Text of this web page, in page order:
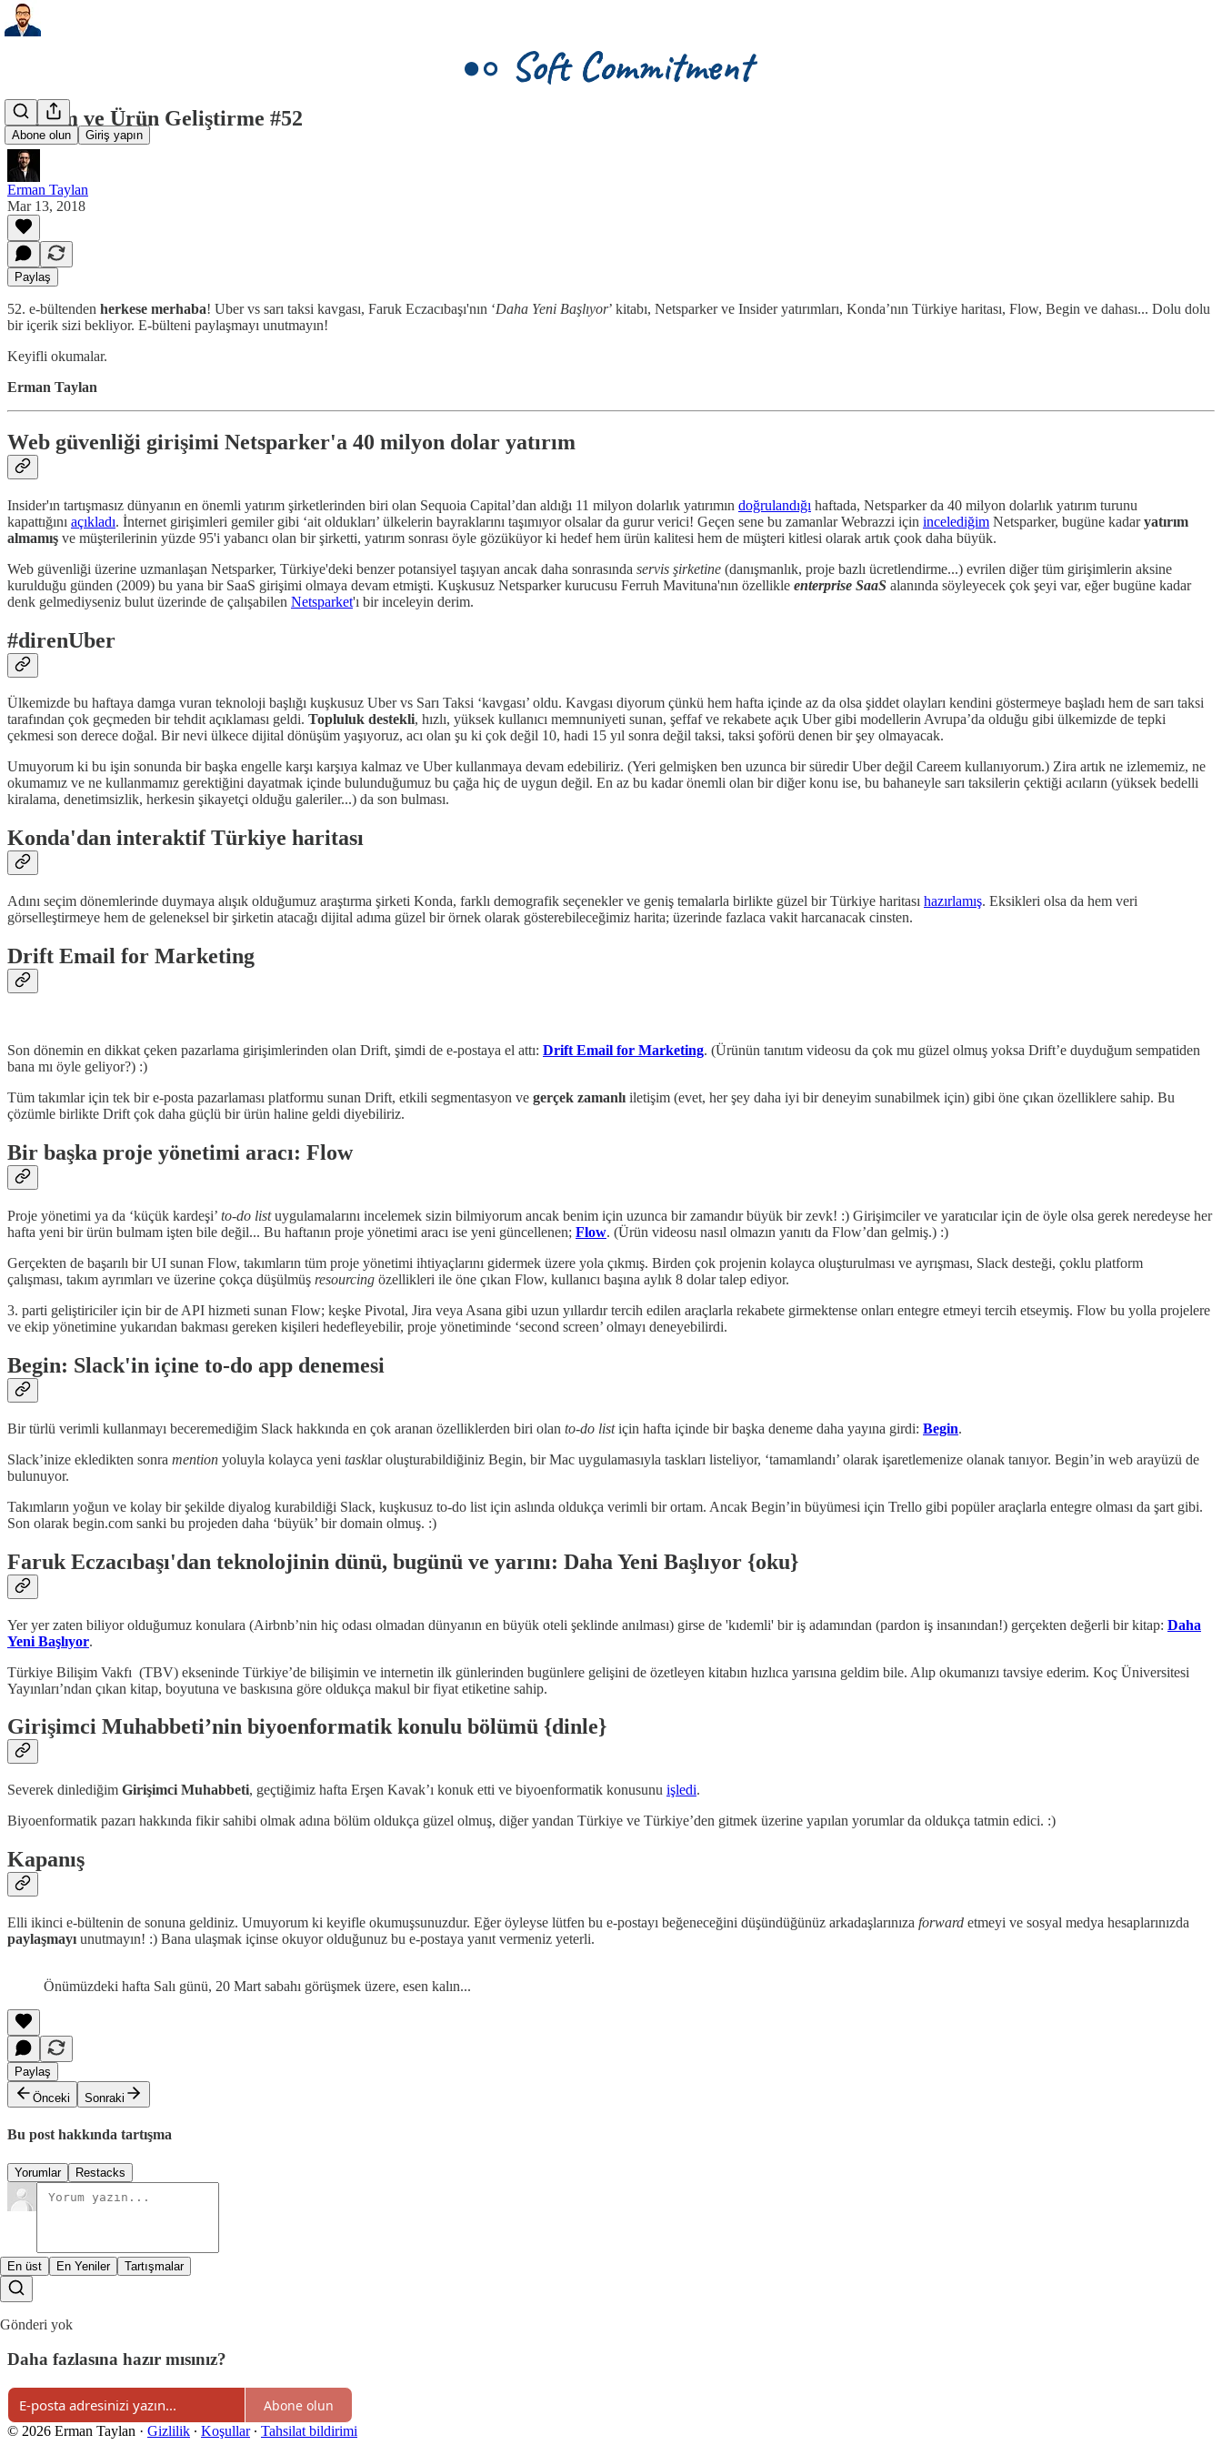
Abone olun Giriş yapın
Yazılım ve Ürün Geliştirme #52
Erman Taylan
Mar 13, 2018
Paylaş
52. e-bültenden herkese merhaba! Uber vs sarı taksi kavgası, Faruk Eczacıbaşı'nın ‘Daha Yeni Başlıyor’ kitabı, Netsparker ve Insider yatırımları, Konda’nın Türkiye haritası, Flow, Begin ve dahası... Dolu dolu
bir içerik sizi bekliyor. E-bülteni paylaşmayı unutmayın!
Keyifli okumalar.
Erman Taylan
Web güvenliği girişimi Netsparker'a 40 milyon dolar yatırım
Insider'ın tartışmasız dünyanın en önemli yatırım şirketlerinden biri olan Sequoia Capital’dan aldığı 11 milyon dolarlık yatırımın doğrulandığı haftada, Netsparker da 40 milyon dolarlık yatırım turunu
kapattığını açıkladı. İnternet girişimleri gemiler gibi ‘ait oldukları’ ülkelerin bayraklarını taşımıyor olsalar da gurur verici! Geçen sene bu zamanlar Webrazzi için incelediğim Netsparker, bugüne kadaryatırım
almamış ve müşterilerinin yüzde 95'i yabancı olan bir şirketti, yatırım sonrası öyle gözüküyor ki hedef hem ürün kalitesi hem de müşteri kitlesi olarak artık çook daha büyük.
Web güvenliği üzerine uzmanlaşan Netsparker, Türkiye'deki benzer potansiyel taşıyan ancak daha sonrasında servis şirketine (danışmanlık, proje bazlı ücretlendirme...) evrilen diğer tüm girişimlerin aksine
kurulduğu günden (2009) bu yana bir SaaS girişimi olmaya devam etmişti. Kuşkusuz Netsparker kurucusu Ferruh Mavituna'nın özellikle enterprise SaaS alanında söyleyecek çok şeyi var, eğer bugüne kadar
denk gelmediyseniz bulut üzerinde de çalışabilen Netsparket'ı bir inceleyin derim.
#direnUber
Ülkemizde bu haftaya damga vuran teknoloji başlığı kuşkusuz Uber vs Sarı Taksi ‘kavgası’ oldu. Kavgası diyorum çünkü hem hafta içinde az da olsa şiddet olayları kendini göstermeye başladı hem de sarı taksi
tarafından çok geçmeden bir tehdit açıklaması geldi. Topluluk destekli, hızlı, yüksek kullanıcı memnuniyeti sunan, şeffaf ve rekabete açık Uber gibi modellerin Avrupa’da olduğu gibi ülkemizde de tepki
çekmesi son derece doğal. Bir nevi ülkece dijital dönüşüm yaşıyoruz, acı olan şu ki çok değil 10, hadi 15 yıl sonra değil taksi, taksi şoförü denen bir şey olmayacak.
Umuyorum ki bu işin sonunda bir başka engelle karşı karşıya kalmaz ve Uber kullanmaya devam edebiliriz. (Yeri gelmişken ben uzunca bir süredir Uber değil Careem kullanıyorum.) Zira artık ne izlememiz, ne
okumamız ve ne kullanmamız gerektiğini dayatmak içinde bulunduğumuz bu çağa hiç de uygun değil. En az bu kadar önemli olan bir diğer konu ise, bu bahaneyle sarı taksilerin çektiği acıların (yüksek bedelli
kiralama, denetimsizlik, herkesin şikayetçi olduğu galeriler...) da son bulması.
Konda'dan interaktif Türkiye haritası
Adını seçim dönemlerinde duymaya alışık olduğumuz araştırma şirketi Konda, farklı demografik seçenekler ve geniş temalarla birlikte güzel bir Türkiye haritası hazırlamış. Eksikleri olsa da hem veri
görselleştirmeye hem de geleneksel bir şirketin atacağı dijital adıma güzel bir örnek olarak gösterebileceğimiz harita; üzerinde fazlaca vakit harcanacak cinsten.
Drift Email for Marketing
Son dönemin en dikkat çeken pazarlama girişimlerinden olan Drift, şimdi de e-postaya el attı: Drift Email for Marketing. (Ürünün tanıtım videosu da çok mu güzel olmuş yoksa Drift’e duyduğum sempatiden
bana mı öyle geliyor?) :)
Tüm takımlar için tek bir e-posta pazarlaması platformu sunan Drift, etkili segmentasyon ve gerçek zamanlı iletişim (evet, her şey daha iyi bir deneyim sunabilmek için) gibi öne çıkan özelliklere sahip. Bu
çözümle birlikte Drift çok daha güçlü bir ürün haline geldi diyebiliriz.
Bir başka proje yönetimi aracı: Flow
Proje yönetimi ya da ‘küçük kardeşi’ to-do listuygulamalarını incelemek sizin bilmiyorum ancak benim için uzunca bir zamandır büyük bir zevk! :) Girişimciler ve yaratıcılar için de öyle olsa gerek neredeyse her
hafta yeni bir ürün bulmam işten bile değil... Bu haftanın proje yönetimi aracı ise yeni güncellenen; Flow. (Ürün videosu nasıl olmazın yanıtı da Flow’dan gelmiş.) :)
Gerçekten de başarılı bir UI sunan Flow, takımların tüm proje yönetimi ihtiyaçlarını gidermek üzere yola çıkmış. Birden çok projenin kolayca oluşturulması ve ayrışması, Slack desteği, çoklu platform
çalışması, takım ayrımları ve üzerine çokça düşülmüş resourcing özellikleri ile öne çıkan Flow, kullanıcı başına aylık 8 dolar talep ediyor.
3. parti geliştiriciler için bir de API hizmeti sunan Flow; keşke Pivotal, Jira veya Asana gibi uzun yıllardır tercih edilen araçlarla rekabete girmektense onları entegre etmeyi tercih etseymiş. Flow bu yolla projelere
ve ekip yönetimine yukarıdan bakması gereken kişileri hedefleyebilir, proje yönetiminde ‘second screen’ olmayı deneyebilirdi.
Begin: Slack'in içine to-do app denemesi
Bir türlü verimli kullanmayı beceremediğim Slack hakkında en çok aranan özelliklerden biri olan to-do listiçin hafta içinde bir başka deneme daha yayına girdi: Begin.
Slack’inize ekledikten sonra mention yoluyla kolayca yeni tasklar oluşturabildiğiniz Begin, bir Mac uygulamasıyla taskları listeliyor, ‘tamamlandı’ olarak işaretlemenize olanak tanıyor. Begin’in web arayüzü de
bulunuyor.
Takımların yoğun ve kolay bir şekilde diyalog kurabildiği Slack, kuşkusuz to-do list için aslında oldukça verimli bir ortam. Ancak Begin’in büyümesi için Trello gibi popüler araçlarla entegre olması da şart gibi.
Son olarak begin.com sanki bu projeden daha ‘büyük’ bir domain olmuş. :)
Faruk Eczacıbaşı'dan teknolojinin dünü, bugünü ve yarını: Daha Yeni Başlıyor {oku}
Yer yer zaten biliyor olduğumuz konulara (Airbnb’nin hiç odası olmadan dünyanın en büyük oteli şeklinde anılması) girse de 'kıdemli' bir iş adamından (pardon iş insanından!) gerçekten değerli bir kitap: Daha
Yeni Başlıyor.
Türkiye Bilişim Vakfı (TBV) ekseninde Türkiye’de bilişimin ve internetin ilk günlerinden bugünlere gelişini de özetleyen kitabın hızlıca yarısına geldim bile. Alıp okumanızı tavsiye ederim. Koç Üniversitesi
Yayınları’ndan çıkan kitap, boyutuna ve baskısına göre oldukça makul bir fiyat etiketine sahip.
Girişimci Muhabbeti’nin biyoenformatik konulu bölümü {dinle}
Severek dinlediğim Girişimci Muhabbeti, geçtiğimiz hafta Erşen Kavak’ı konuk etti ve biyoenformatik konusunu işledi.
Biyoenformatik pazarı hakkında fikir sahibi olmak adına bölüm oldukça güzel olmuş, diğer yandan Türkiye ve Türkiye’den gitmek üzerine yapılan yorumlar da oldukça tatmin edici. :)
Kapanış
Elli ikinci e-bültenin de sonuna geldiniz. Umuyorum ki keyifle okumuşsunuzdur. Eğer öyleyse lütfen bu e-postayı beğeneceğini düşündüğünüz arkadaşlarınıza forward etmeyi ve sosyal medya hesaplarınızda
paylaşmayı unutmayın! :) Bana ulaşmak içinse okuyor olduğunuz bu e-postaya yanıt vermeniz yeterli.
Önümüzdeki hafta Salı günü, 20 Mart sabahı görüşmek üzere, esen kalın...
Paylaş
Önceki
Sonraki
Bu post hakkında tartışma
Yorumlar Restacks
En üst En Yeniler Tartışmalar
Gönderi yok
Daha fazlasına hazır mısınız?
Abone olun
© 2026 Erman Taylan · Gizlilik ∙ Koşullar∙ Tahsilat bildirimi